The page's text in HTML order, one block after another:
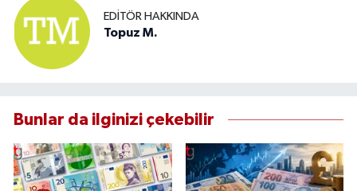
EDITÖR HAKKINDA
Topuz M.
Bunlar da ilginizi çekebilir